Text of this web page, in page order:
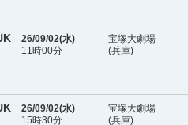
26/09/02(水)
11時00分
宝塚大劇場
(兵庫)
26/09/02(水)
15時30分
宝塚大劇場
(兵庫)